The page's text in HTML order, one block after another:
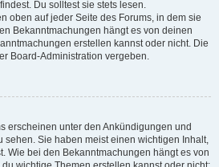
Du solltest sie stets lesen.
oben auf jeder Seite des Forums, in dem sie
Bekanntmachungen hängt es von deinen
erstellen kannst oder nicht. Die
Board-Administration vergeben.
erscheinen unter den Ankündigungen und
sehen. Sie haben meist einen wichtigen Inhalt,
Wie bei den Bekanntmachungen hängt es von